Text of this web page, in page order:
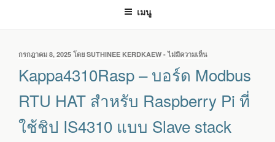
เมนู
เขียน
ที่
กรกฎาคม 8, 2025 โดย SUTHINEE KERDKAEW -ไม่มีความเห็น
–
MODBUS
RTU
HAT
สำหรับ
Kappa4310Rasp – บอร์ด Modbus
RTU HAT สำหรับ Raspberry Pi ที่
ใช้ชิป IS4310 แบบ Slave stack